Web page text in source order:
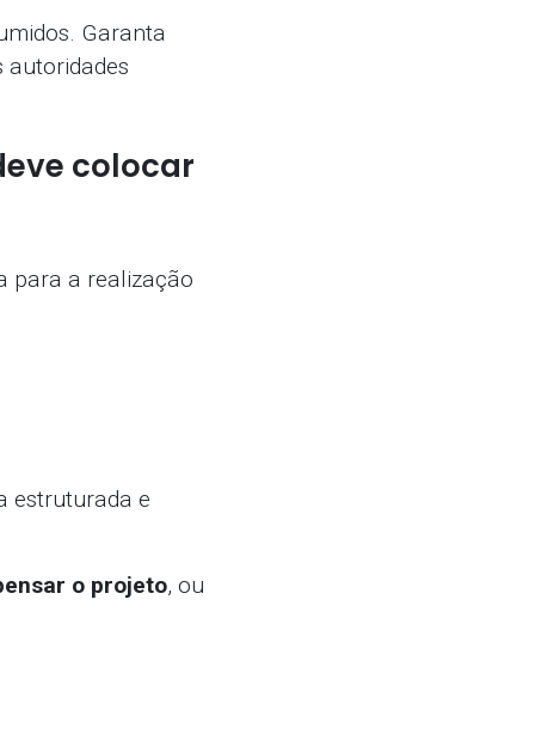
Garanta
autoridades
colocar
para a realização
estruturada e
o projeto, ou